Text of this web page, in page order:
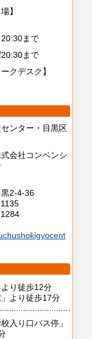
】
まで
まで
クデスク】
ンター・目黒区
会社コンベンシ
2-4-36
より徒歩12分
」より徒歩17分
校入り口バス停」